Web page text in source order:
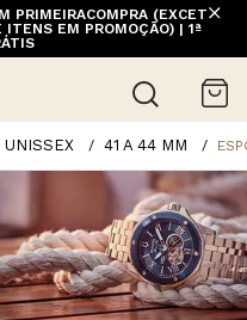
PRIMEIRACOMPRA (EXCETO
ITENS EM PROMOÇÃO) | 1ª
UNISSEX 41 A 44 MM